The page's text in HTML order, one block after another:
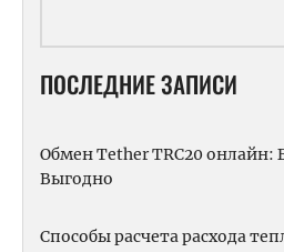
ПОСЛЕДНИЕ ЗАПИСИ
Обмен Tether TRC20 онлайн:
Выгодно
Способы расчета расхода